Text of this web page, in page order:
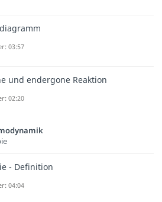
03:57
und endergone Reaktion
02:20
- Definition
04:04